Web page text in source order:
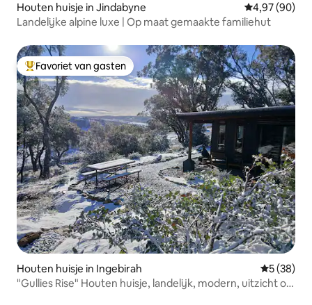
Houten huisje in Jindabyne Gemiddelde
4,97 (90)
Landelijke alpine luxe | Op maat gemaakte familiehut
Topfavoriet van gasten
Favoriet van gasten
Houten huisje in Ingebirah
5 (38)
"Gullies Rise" Houten huisje, landelijk, modern, uitzicht op